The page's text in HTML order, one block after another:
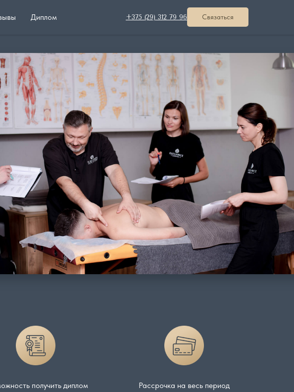
Диплом +375 (29) 312 79 96 Связаться
получить диплом
Рассрочка на весь период